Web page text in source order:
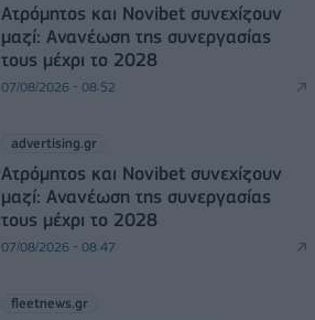
Ατρόμητος και Novibet συνεχίζουν
μαζί: Ανανέωση της συνεργασίας
τους μέχρι το 2028
07/08/2026 - 08:52
advertising.gr
Ατρόμητος και Novibet συνεχίζουν
μαζί: Ανανέωση της συνεργασίας
τους μέχρι το 2028
07/08/2026 - 08:47
fleetnews.gr